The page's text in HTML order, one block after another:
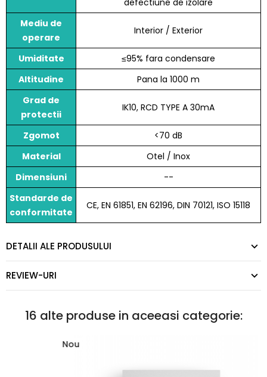
defectiune de izolare
Mediu de
operare
Interior / Exterior
Umiditate
≤95% fara condensare
Altitudine
Pana la 1000 m
Grad de
protectii
IK10, RCD TYPE A 30mA
Zgomot
<70 dB
Material
Otel / Inox
Dimensiuni
--
Standarde de
conformitate
CE, EN 61851, EN 62196, DIN 70121, ISO 15118
DETALII ALE PRODUSULUI
REVIEW-URI
16 alte produse in aceeasi categorie: